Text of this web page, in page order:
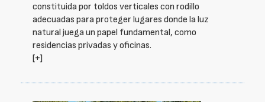
constituida por toldos verticales con rodillo
adecuadas para proteger lugares donde la luz
natural juega un papel fundamental, como
residencias privadas y oficinas.
[+]